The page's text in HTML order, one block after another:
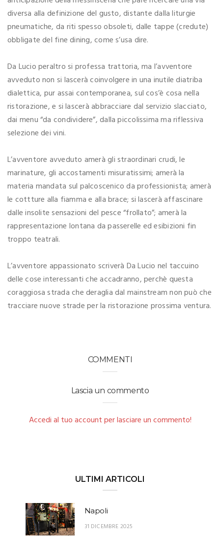
diversa alla definizione del gusto, distante dalla liturgie
pneumatiche, da riti spesso obsoleti, dalle tappe (credute)
obbligate del fine dining, come s’usa dire.
Da Lucio peraltro si professa trattoria, ma l’avventore
avveduto non si lascerà coinvolgere in una inutile diatriba
dialettica, pur assai contemporanea, sul cos’è cosa nella
ristorazione, e si lascerà abbracciare dal servizio slacciato,
dai menu “da condividere”, dalla piccolissima ma riflessiva
selezione dei vini.
L’avventore avveduto amerà gli straordinari crudi, le
marinature, gli accostamenti misuratissimi; amerà la
materia mandata sul palcoscenico da professionista; amerà
le cottture alla fiamma e alla brace; si lascerà affascinare
dalle insolite sensazioni del pesce “frollato”; amerà la
rappresentazione lontana da passerelle ed esibizioni fin
troppo teatrali.
L’avventore appassionato scriverà Da Lucio nel taccuino
delle cose interessanti che accadranno, perchè questa
coraggiosa strada che deraglia dal mainstream non può che
tracciare nuove strade per la ristorazione prossima ventura.
COMMENTI
Lascia un commento
Accedi al tuo account per lasciare un commento!
ULTIMI ARTICOLI
Napoli
31 DICEMBRE 2025